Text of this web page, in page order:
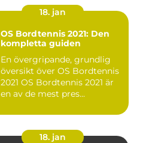
18. jan
OS Bordtennis 2021: Den
kompletta guiden
En övergripande, grundlig
översikt över OS Bordtennis
2021 OS Bordtennis 2021 är
en av de mest pres...
18. jan